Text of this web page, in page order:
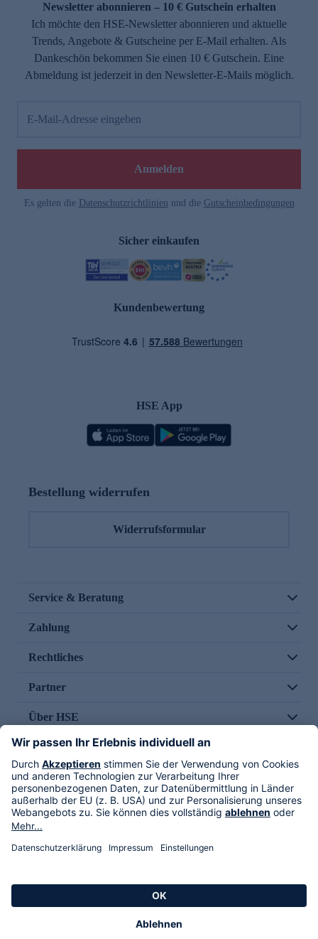
Newsletter abonnieren – 10 € Gutschein erhalten
Ich möchte den HSE-Newsletter abonnieren und aktuelle
Trends, Angebote & Gutscheine per E-Mail erhalten. Als
Dankeschön bekommen Sie einen 10 € Gutschein. Eine
Abmeldung ist jederzeit in den Newsletter-E-Mails möglich.
E-Mail-Adresse eingeben
Anmelden
Es gelten die Datenschutzrichtlinien und die Gutscheinbedingungen
Sicher einkaufen
Kundenbewertung
HSE App
Bestellung widerrufen
Widerrufsformular
Service & Beratung
Zahlung
Rechtliches
Partner
Über HSE
Im TV
HSE International